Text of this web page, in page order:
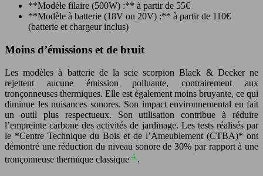
**Modèle filaire (500W) :** à partir de 55€
**Modèle à batterie (18V ou 20V) :** à partir de 110€
(batterie et chargeur inclus)
Moins d’émissions et de bruit
Les modèles à batterie de la scie scorpion Black & Decker ne
rejettent aucune émission polluante, contrairement aux
tronçonneuses thermiques. Elle est également moins bruyante, ce qui
diminue les nuisances sonores. Son impact environnemental en fait
un outil plus respectueux. Son utilisation contribue à réduire
l’empreinte carbone des activités de jardinage. Les tests réalisés par
le *Centre Technique du Bois et de l’Ameublement (CTBA)* ont
démontré une réduction du niveau sonore de 30% par rapport à une
tronçonneuse thermique classique 4 .